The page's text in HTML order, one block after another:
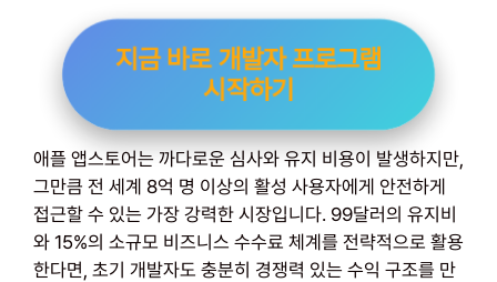
지금 바로 개발자 프로그램
시작하기
애플 앱스토어는 까다로운 심사와 유지 비용이 발생하지만,
그만큼 전 세계 8억 명 이상의 활성 사용자에게 안전하게
접근할 수 있는 가장 강력한 시장입니다. 99달러의 유지비
와 15%의 소규모 비즈니스 수수료 체계를 전략적으로 활용
한다면, 초기 개발자도 충분히 경쟁력 있는 수익 구조를 만